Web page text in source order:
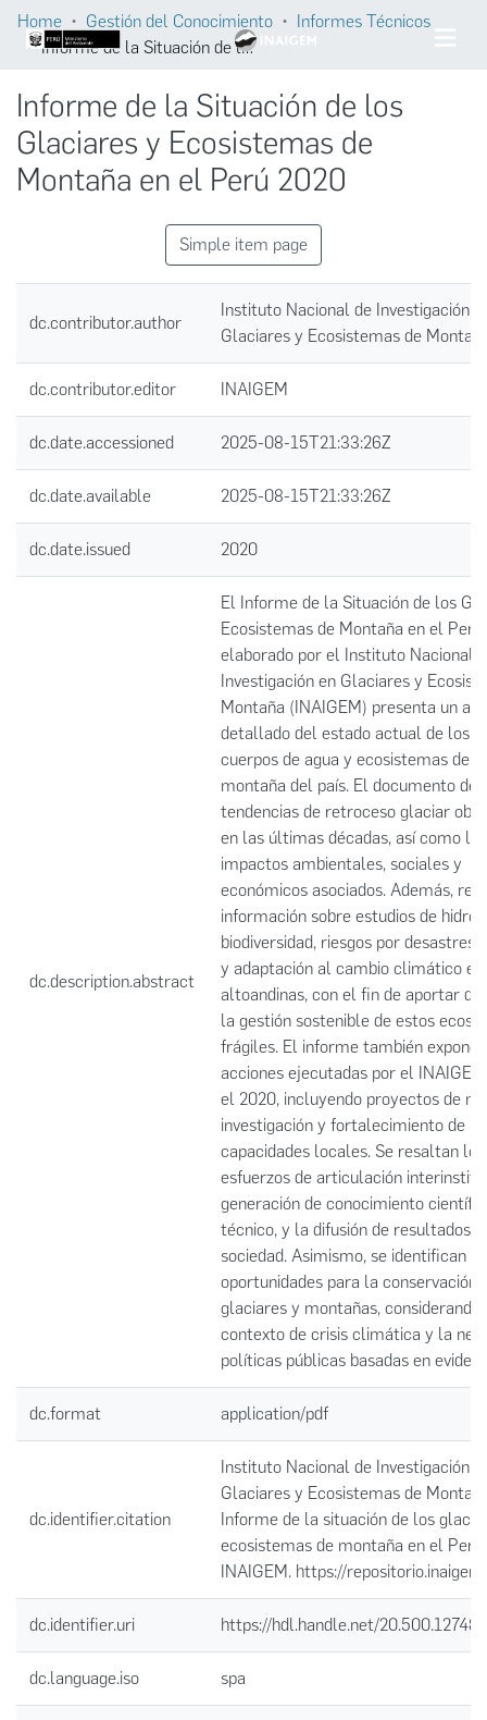
Home Gestión del Conocimiento
Informes Técnicos
Informe de la Situación de los Glaciares y Ecosistemas de Montaña en el Perú 2020
Informe de la Situación de los
Glaciares y Ecosistemas de
Montaña en el Perú 2020
Simple item page
dc.contributor.author
Instituto Nacional de Investigación
Glaciares y Ecosistemas de
dc.contributor.editor INAIGEM
dc.date.accessioned 2025-08-15T21:33:26Z
dc.date.available 2025-08-15T21:33:26Z
dc.date.issued 2020
dc.description.abstract
El Informe de la Situación de los
Ecosistemas de Montaña en el
elaborado por el Instituto Nacional
Investigación en Glaciares y
Montaña (INAIGEM) presenta un
detallado del estado actual de los
cuerpos de agua y ecosistemas de
montaña del país. El documento
tendencias de retroceso glaciar
en las últimas décadas, así como los
impactos ambientales, sociales y
económicos asociados. Además,
información sobre estudios de
biodiversidad, riesgos por desastres
y adaptación al cambio climático en
altoandinas, con el fin de aportar
la gestión sostenible de estos
frágiles. El informe también expone
acciones ejecutadas por el
el 2020, incluyendo proyectos de
investigación y fortalecimiento de
capacidades locales. Se resaltan los
esfuerzos de articulación
generación de conocimiento
técnico, y la difusión de resultados
sociedad. Asimismo, se identifican
oportunidades para la conservación
glaciares y montañas, considerando
contexto de crisis climática y la
políticas públicas basadas en
dc.format application/pdf
dc.identifier.citation
Instituto Nacional de Investigación
Glaciares y Ecosistemas de
Informe de la situación de los
ecosistemas de montaña en el Perú
INAIGEM. https://
dc.identifier.uri https://hdl.handle.net/
dc.language.iso spa